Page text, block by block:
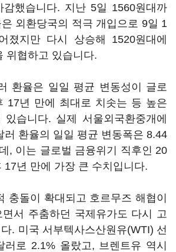
감했습니다. 지난 5일 1560원대까
외환당국의 적극 개입으로 9일 1
졌지만 다시 상승해 1520원대에
위협하고 있습니다.
환율은 일일 평균 변동성이 글로
17년 만에 최대로 치솟는 등 높은
습니다. 실제 서울외국환중개에
러 환율의 일일 평균 변동폭은 8.44
, 이는 글로벌 금융위기 직후인 20
17년 만에 가장 큰 수치입니다.
충돌이 확대되고 호르무즈 해협이
서 주춤하던 국제유가도 다시 고
. 미국 서부텍사스산원유(WTI) 선
러로 2.1% 올랐고, 브렌트유 역시